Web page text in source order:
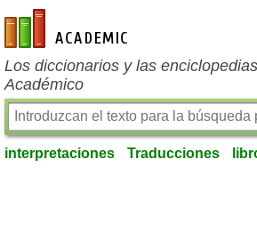
es-academic.com
Los diccionarios y las
Académico
interpretaciones Traducciones